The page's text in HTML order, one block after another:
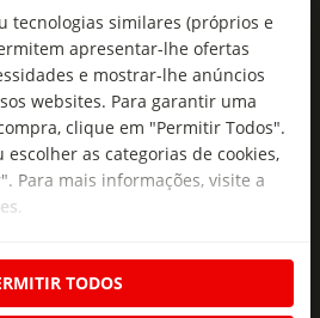
tecnologias similares (próprios e
apresentar-lhe ofertas
e mostrar-lhe anúncios
websites. Para garantir uma
clique em "Permitir Todos".
as categorias de cookies,
Para mais informações, visite a
TODOS
campanhas exclusivas,
si.
Subscrever